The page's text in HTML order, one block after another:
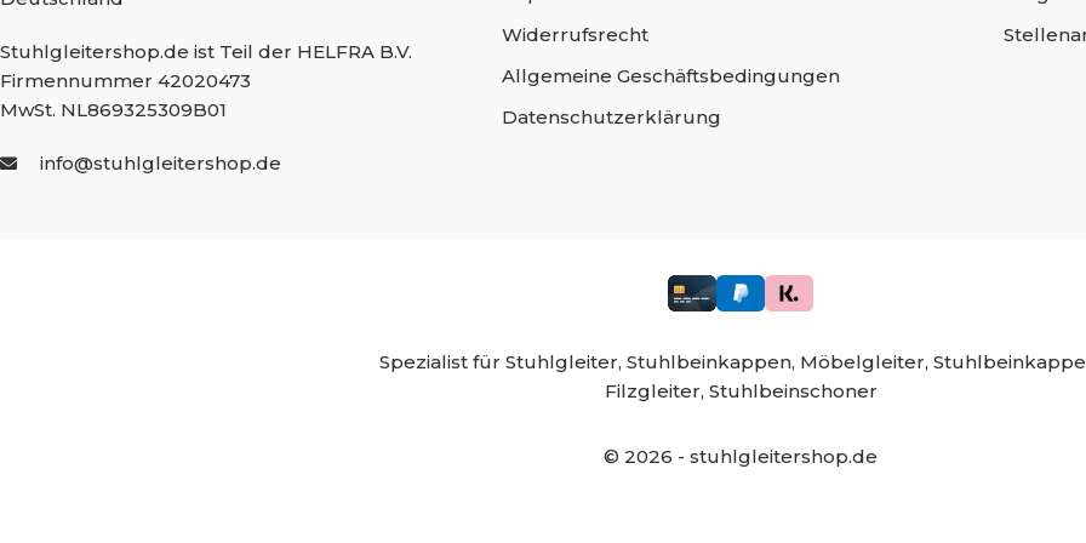
Stuhlgleitershop.de ist Teil der HELFRA B.V.
Firmennummer 42020473
MwSt. NL869325309B01
info@stuhlgleitershop.de
Widerrufsrecht
Allgemeine Geschäftsbedingungen
Datenschutzerklärung
Spezialist für Stuhlgleiter, Stuhlbeinkappen, Möbelgleiter,
Filzgleiter, Stuhlbeinschoner
© 2026 - stuhlgleitershop.de